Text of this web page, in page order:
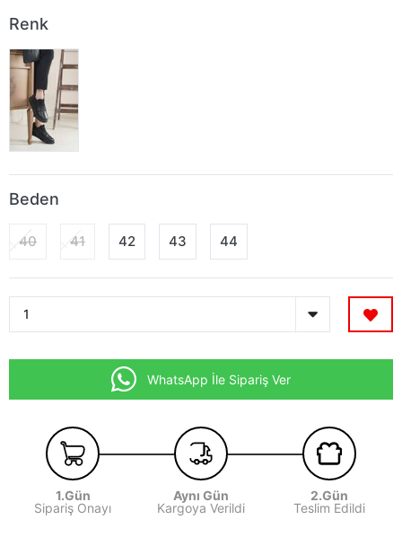
Renk
Beden
40 41 42 43 44
WhatsApp İle Sipariş Ver
1.Gün
Sipariş Onayı
Aynı Gün
Kargoya Verildi
2.Gün
Teslim Edildi